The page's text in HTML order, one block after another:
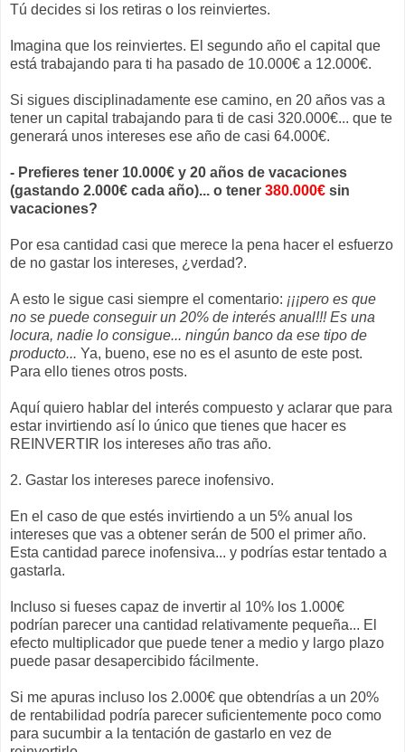
Tú decides si los retiras o los reinviertes.
Imagina que los reinviertes. El segundo año el capital que
está trabajando para ti ha pasado de 10.000€ a 12.000€.
Si sigues disciplinadamente ese camino, en 20 años vas a
tener un capital trabajando para ti de casi 320.000€... que te
generará unos intereses ese año de casi 64.000€.
- Prefieres tener 10.000€ y 20 años de vacaciones
(gastando 2.000€ cada año)... o tener 380.000€ sin
vacaciones?
Por esa cantidad casi que merece la pena hacer el esfuerzo
de no gastar los intereses, ¿verdad?.
A esto le sigue casi siempre el comentario: ¡¡¡pero es que
no se puede conseguir un 20% de interés anual!!! Es una
locura, nadie lo consigue... ningún banco da ese tipo de
producto... Ya, bueno, ese no es el asunto de este post.
Para ello tienes otros posts.
Aquí quiero hablar del interés compuesto y aclarar que para
estar invirtiendo así lo único que tienes que hacer es
REINVERTIR los intereses año tras año.
2. Gastar los intereses parece inofensivo.
En el caso de que estés invirtiendo a un 5% anual los
intereses que vas a obtener serán de 500 el primer año.
Esta cantidad parece inofensiva... y podrías estar tentado a
gastarla.
Incluso si fueses capaz de invertir al 10% los 1.000€
podrían parecer una cantidad relativamente pequeña... El
efecto multiplicador que puede tener a medio y largo plazo
puede pasar desapercibido fácilmente.
Si me apuras incluso los 2.000€ que obtendrías a un 20%
de rentabilidad podría parecer suficientemente poco como
para sucumbir a la tentación de gastarlo en vez de